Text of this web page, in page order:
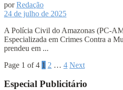
por Redação
24 de julho de 2025
A Polícia Civil do Amazonas (PC-
Especializada em Crimes Contra a
prendeu em ...
Page 1 of 4 1 2 … 4 Next
Especial Publicitário